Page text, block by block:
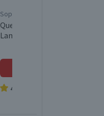
Soprole
Queso Gauda Soprole Envasado
Laminado 500 g
4.8